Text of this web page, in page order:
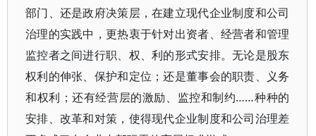
部门、还是政府决策层，在建立现代企业制度和公司
治理的实践中，更热衷于针对出资者、经营者和管理
监控者之间进行职、权、利的形式安排。无论是股东
权利的伸张、保护和定位；还是董事会的职责、义务
和权利；还有经营层的激励、监控和制约……种种的
安排、改革和对策，使得现代企业制度和公司治理差